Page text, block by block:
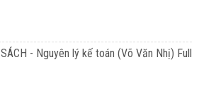
SÁCH - Nguyên lý kế toán (Võ Văn Nhị) Full